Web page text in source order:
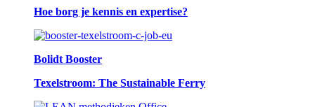
Hoe borg je kennis en expertise?
Bolidt Booster
Texelstroom: The Sustainable Ferry